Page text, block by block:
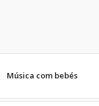
Música com bebés